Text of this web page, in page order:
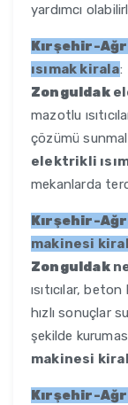
yardımcı
Kırşehir-
ısımak kirala:
Zonguldak
mazotlu
çözümü
elektrikli
mekanlarda
Kırşehir-
makinesi
Zonguldak
ısıtıcılar,
hızlı sonuçlar
şekilde
makinesi
Kırşehir-